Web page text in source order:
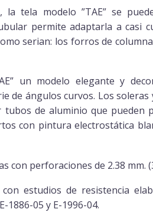
tela modelo ”TAE” se
permite adaptarla a casi
serian: los forros de
un modelo elegante y
de ángulos curvos. Los soleras
de aluminio que pueden
con pintura electrostática
con perforaciones de 2.38 mm.
estudios de resistencia
05 y E-1996-04.